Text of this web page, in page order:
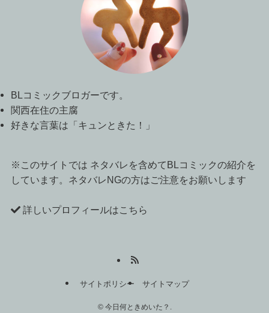
BLコミックブロガーです。
関西在住の主腐
好きな言葉は「キュンときた！」
※このサイトでは ネタバレを含めてBLコミックの紹介を
しています。ネタバレNGの方はご注意をお願いします
詳しいプロフィールはこちら
サイトポリシー サイトマップ
©今日何ときめいた？.